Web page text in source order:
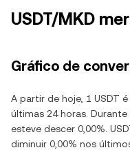
USDT/MKD
Gráfico de
A partir de hoje, 1 USDT
últimas 24 horas. Durante
esteve descer 0,00%.
diminuir 0,00% nos